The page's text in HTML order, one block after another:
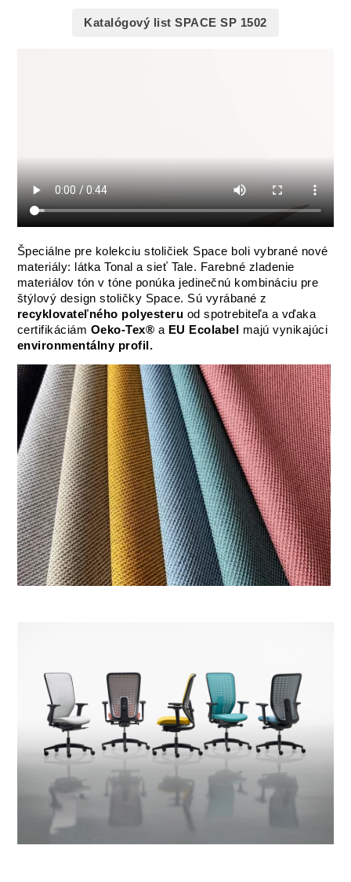
Katalógový list SPACE SP 1502
Špeciálne pre kolekciu stoličiek Space boli vybrané nové
materiály: látka Tonal a sieť Tale. Farebné zladenie
materiálov tón v tóne ponúka jedinečnú kombináciu pre
štýlový design stoličky Space. Sú vyrábané z
recyklovateľného polyesteru od spotrebiteľa a vďaka
certifikáciám Oeko-Tex® a EU Ecolabel majú vynikajúci
environmentálny profil.